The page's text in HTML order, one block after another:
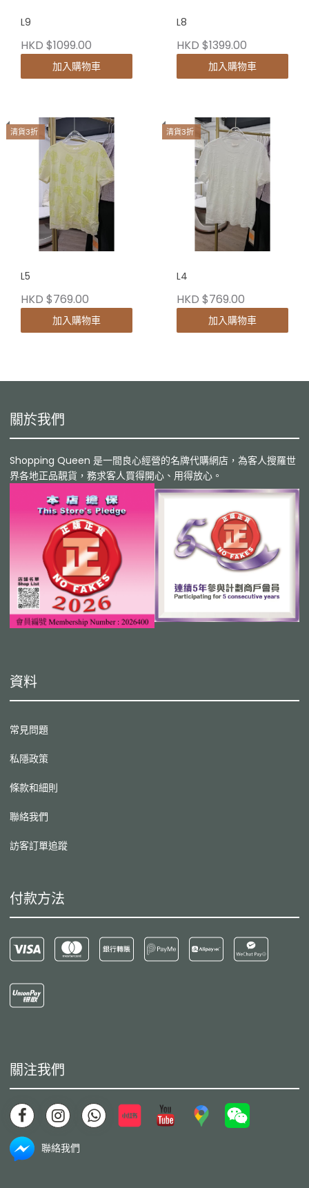
L9
HKD $1099.00
加入購物車
L8
HKD $1399.00
加入購物車
清貨3折
L5
HKD $769.00
加入購物車
清貨3折
L4
HKD $769.00
加入購物車
關於我們
Shopping Queen 是一間良心經營的名牌代購網店，為客人搜羅世
界各地正品靚貨，務求客人買得開心、用得放心。
資料
常見問題
私隱政策
條款和細則
聯絡我們
訪客訂單追蹤
付款方法
關注我們
聯絡我們